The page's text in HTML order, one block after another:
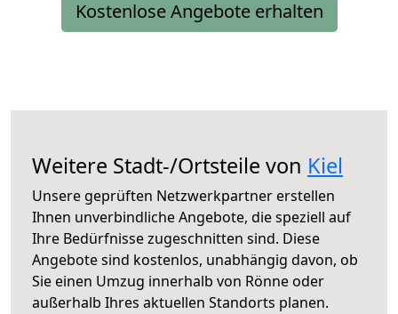
Kostenlose Angebote erhalten
Weitere Stadt-/Ortsteile von Kiel
Unsere geprüften Netzwerkpartner erstellen
Ihnen unverbindliche Angebote, die speziell auf
Ihre Bedürfnisse zugeschnitten sind. Diese
Angebote sind kostenlos, unabhängig davon, ob
Sie einen Umzug innerhalb von Rönne oder
außerhalb Ihres aktuellen Standorts planen.